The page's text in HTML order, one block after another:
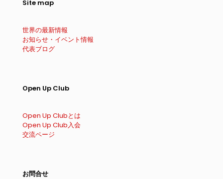
Site map
世界の最新情報
お知らせ・イベント情報
代表ブログ
Open Up Club
Open Up Clubとは
Open Up Club入会
交流ページ
お問合せ